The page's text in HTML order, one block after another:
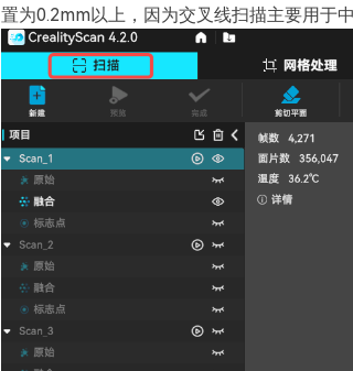
置为0.2mm以上，因为交叉线扫描主要用于